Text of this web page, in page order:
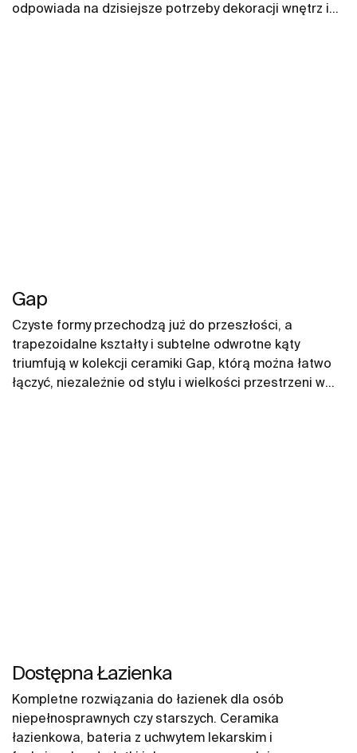
odpowiada na dzisiejsze potrzeby dekoracji wnętrz i
Gap
Czyste formy przechodzą już do przeszłości, a
trapezoidalne kształty i subtelne odwrotne kąty
triumfują w kolekcji ceramiki Gap, którą można łatwo
łączyć, niezależnie od stylu i wielkości przestrzeni w
Dostępna Łazienka
Kompletne rozwiązania do łazienek dla osób
niepełnosprawnych czy starszych. Ceramika
łazienkowa, bateria z uchwytem lekarskim i